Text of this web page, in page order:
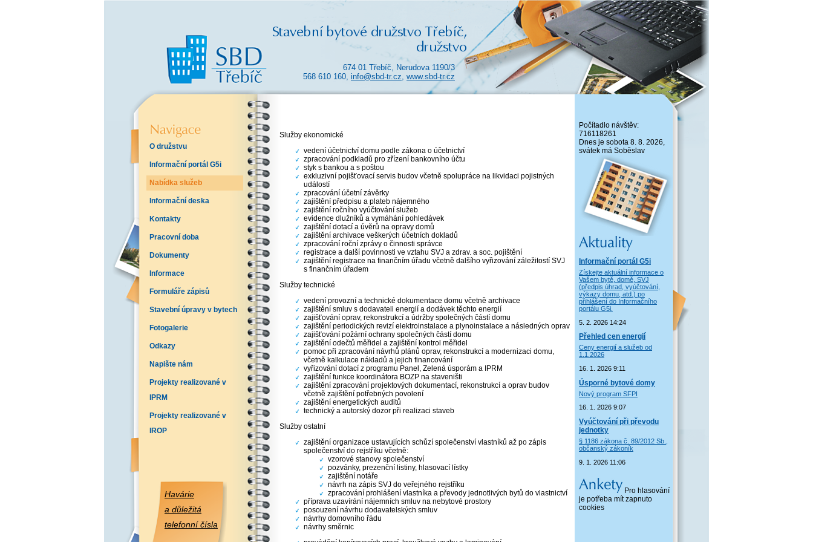
674 01 Třebíč, Nerudova 1190/3
568 610 160, info@sbd-tr.cz, www.sbd-tr.cz
O družstvu
Informační portál G5i
Nabídka služeb
Informační deska
Kontakty
Pracovní doba
Dokumenty
Informace
Formuláře zápisů
Stavební úpravy v bytech
Fotogalerie
Odkazy
Napište nám
Projekty realizované v
IPRM
Projekty realizované v
IROP
Havárie
a důležitá
telefonní čísla
Počítadlo návštěv:
716118261
Dnes je sobota 8. 8. 2026,
svátek má Soběslav
Informační portál G5i
Získejte aktuální informace o
Vašem bytě, domě, SVJ
(předpis úhrad, vyúčtování,
výkazy domu, atd.) po
přihlášení do Informačního
portálu G5i.
5. 2. 2026 14:24
Přehled cen energií
Ceny energií a služeb od
1.1.2026
16. 1. 2026 9:11
Úsporné bytové domy
Nový program SFPI
16. 1. 2026 9:07
Vyúčtování při převodu
jednotky
§ 1186 zákona č. 89/2012 Sb.,
občanský zákoník
9. 1. 2026 11:06
Pro hlasování
je potřeba mít zapnuto
cookies
Služby ekonomické
vedení účetnictví domu podle zákona o účetnictví
zpracování podkladů pro zřízení bankovního účtu
styk s bankou a s poštou
exkluzivní pojišťovací servis budov včetně spolupráce na likvidaci pojistných
událostí
zpracování účetní závěrky
zajištění předpisu a plateb nájemného
zajištění ročního vyúčtování služeb
evidence dlužníků a vymáhání pohledávek
zajištění dotací a úvěrů na opravy domů
zajištění archivace veškerých účetních dokladů
zpracování roční zprávy o činnosti správce
registrace a další povinnosti ve vztahu SVJ a zdrav. a soc. pojištění
zajištění registrace na finančním úřadu včetně dalšího vyřizování záležitostí SVJ
s finančním úřadem
Služby technické
vedení provozní a technické dokumentace domu včetně archivace
zajištění smluv s dodavateli energií a dodávek těchto energií
zajišťování oprav, rekonstrukcí a údržby společných částí domu
zajištění periodických revizí elektroinstalace a plynoinstalace a následných oprav
zajišťování požární ochrany společných částí domu
zajištění odečtů měřidel a zajištění kontrol měřidel
pomoc při zpracování návrhů plánů oprav, rekonstrukcí a modernizaci domu,
včetně kalkulace nákladů a jejich financování
vyřizování dotací z programu Panel, Zelená úsporám a IPRM
zajištění funkce koordinátora BOZP na staveništi
zajištění zpracování projektových dokumentací, rekonstrukcí a oprav budov
včetně zajištění potřebných povolení
zajištění energetických auditů
technický a autorský dozor při realizaci staveb
Služby ostatní
zajištění organizace ustavujících schůzí společenství vlastníků až po zápis
společenství do rejstříku včetně:
vzorové stanovy společenství
pozvánky, prezenční listiny, hlasovací lístky
zajištění notáře
návrh na zápis SVJ do veřejného rejstříku
zpracování prohlášení vlastníka a převody jednotlivých bytů do vlastnictví
příprava uzavírání nájemních smluv na nebytové prostory
posouzení návrhu dodavatelských smluv
návrhy domovního řádu
návrhy směrnic